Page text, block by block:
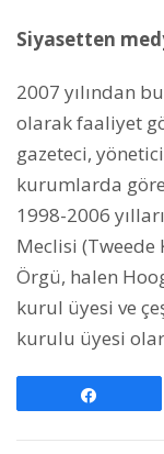
Siyasetten
2007 yılından
olarak faaliyet
gazeteci,
kurumlarda
1998-2006
Meclisi (Tweede
Örgü, halen
kurul üyesi ve
kurulu üyesi